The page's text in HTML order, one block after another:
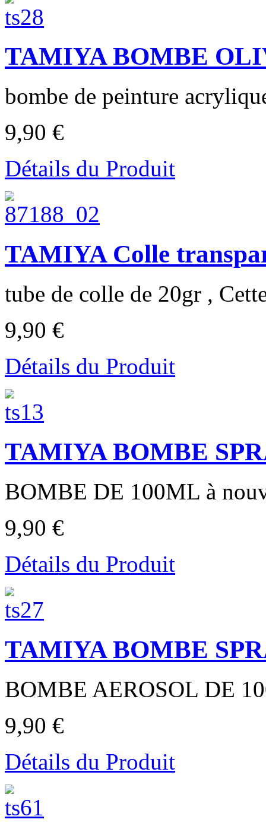
TAMIYA BOMBE
bombe de peinture
9,90 €
Détails du Produit
TAMIYA Colle
tube de colle de 20gr ,
9,90 €
Détails du Produit
TAMIYA BOMBE
BOMBE DE 100ML à
9,90 €
Détails du Produit
TAMIYA BOMBE
BOMBE AEROSOL DE
9,90 €
Détails du Produit